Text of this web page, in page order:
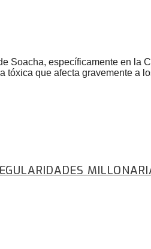
Soacha, específicamente en la
tóxica que afecta gravemente a